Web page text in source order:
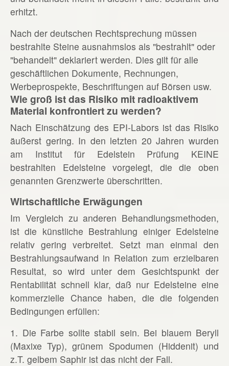
erhitzt.
Nach der deutschen Rechtsprechung müssen
bestrahlte Steine ausnahmslos als "bestrahlt" oder
"behandelt" deklariert werden. Dies gilt für alle
geschäftlichen Dokumente, Rechnungen,
Werbeprospekte, Beschriftungen auf Börsen usw.
Wie groß ist das Risiko mit radioaktivem
Material konfrontiert zu werden?
Nach Einschätzung des EPI-Labors ist das Risiko
äußerst gering. In den letzten 20 Jahren wurden
am Institut für Edelstein Prüfung KEINE
bestrahlten Edelsteine vorgelegt, die die oben
genannten Grenzwerte überschritten.
Wirtschaftliche Erwägungen
Im Vergleich zu anderen Behandlungsmethoden,
ist die künstliche Bestrahlung einiger Edelsteine
relativ gering verbreitet. Setzt man einmal den
Bestrahlungsaufwand in Relation zum erzielbaren
Resultat, so wird unter dem Gesichtspunkt der
Rentabilität schnell klar, daß nur Edelsteine eine
kommerzielle Chance haben, die die folgenden
Bedingungen erfüllen:
1. Die Farbe sollte stabil sein. Bei blauem Beryll
(Maxixe Typ), grünem Spodumen (Hiddenit) und
z.T. gelbem Saphir ist das nicht der Fall.